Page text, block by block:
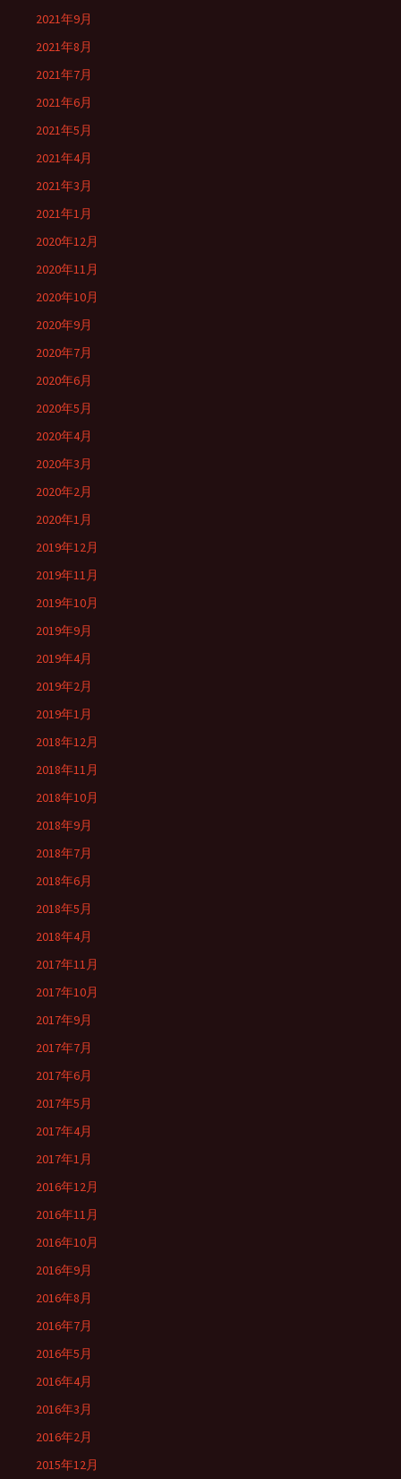
2021年9月
2021年8月
2021年7月
2021年6月
2021年5月
2021年4月
2021年3月
2021年1月
2020年12月
2020年11月
2020年10月
2020年9月
2020年7月
2020年6月
2020年5月
2020年4月
2020年3月
2020年2月
2020年1月
2019年12月
2019年11月
2019年10月
2019年9月
2019年4月
2019年2月
2019年1月
2018年12月
2018年11月
2018年10月
2018年9月
2018年7月
2018年6月
2018年5月
2018年4月
2017年11月
2017年10月
2017年9月
2017年7月
2017年6月
2017年5月
2017年4月
2017年1月
2016年12月
2016年11月
2016年10月
2016年9月
2016年8月
2016年7月
2016年5月
2016年4月
2016年3月
2016年2月
2015年12月